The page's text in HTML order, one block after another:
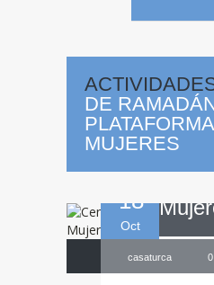
DE
MUJERES
18
Oct
casaturca